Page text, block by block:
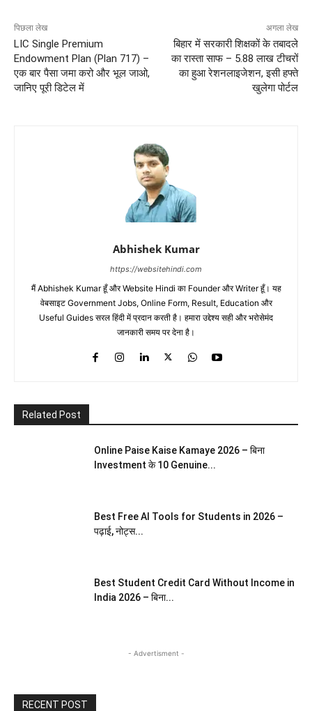
पिछला लेख
LIC Single Premium
Endowment Plan (Plan 717) –
एक बार पैसा जमा करो और भूल जाओ,
जानिए पूरी डिटेल में
अगला लेख
बिहार में सरकारी शिक्षकों के तबादले
का रास्ता साफ – 5.88 लाख टीचरों
का हुआ रेशनलाइजेशन, इसी हफ्ते
खुलेगा पोर्टल
Abhishek Kumar
https://websitehindi.com
मैं Abhishek Kumar हूँ और Website Hindi का Founder और Writer हूँ। यह
वेबसाइट Government Jobs, Online Form, Result, Education और
Useful Guides सरल हिंदी में प्रदान करती है। हमारा उद्देश्य सही और भरोसेमंद
जानकारी समय पर देना है।
Related Post
Online Paise Kaise Kamaye 2026 – बिना
Investment के 10 Genuine...
Best Free AI Tools for Students in 2026 –
पढ़ाई, नोट्स...
Best Student Credit Card Without Income in
India 2026 – बिना...
- Advertisment -
RECENT POST